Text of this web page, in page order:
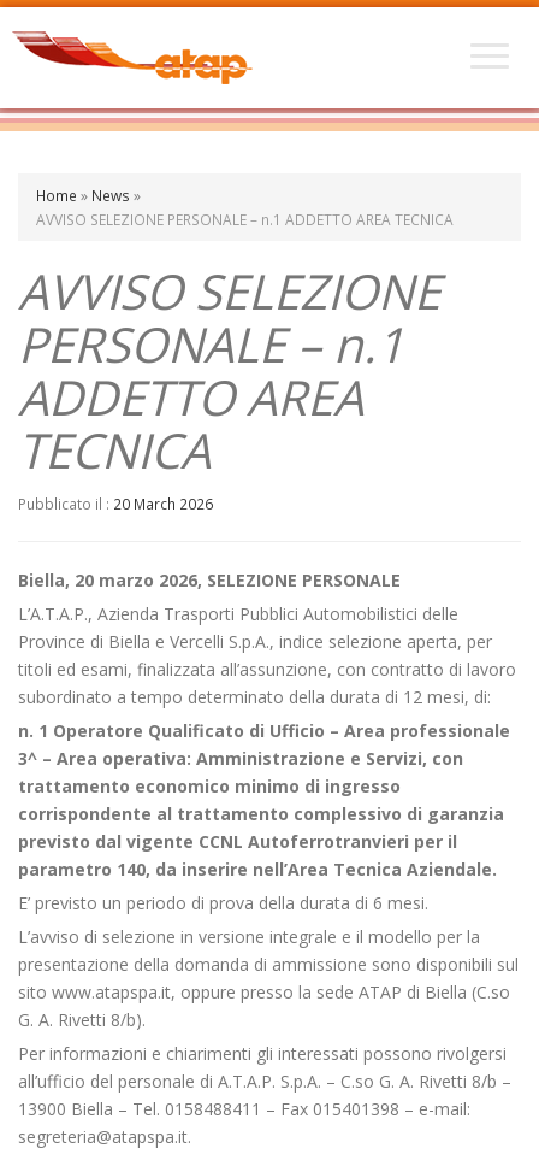
Home » News »
AVVISO SELEZIONE PERSONALE – n.1 ADDETTO AREA TECNICA
AVVISO SELEZIONE
PERSONALE – n.1
ADDETTO AREA
TECNICA
Pubblicato il : 20 March 2026
Biella, 20 marzo 2026, SELEZIONE PERSONALE
L’A.T.A.P., Azienda Trasporti Pubblici Automobilistici delle
Province di Biella e Vercelli S.p.A., indice selezione aperta, per
titoli ed esami, finalizzata all’assunzione, con contratto di lavoro
subordinato a tempo determinato della durata di 12 mesi, di:
n. 1 Operatore Qualificato di Ufficio – Area professionale
3^ – Area operativa: Amministrazione e Servizi, con
trattamento economico minimo di ingresso
corrispondente al trattamento complessivo di garanzia
previsto dal vigente CCNL Autoferrotranvieri per il
parametro 140, da inserire nell’Area Tecnica Aziendale.
E’ previsto un periodo di prova della durata di 6 mesi.
L’avviso di selezione in versione integrale e il modello per la
presentazione della domanda di ammissione sono disponibili sul
sito www.atapspa.it, oppure presso la sede ATAP di Biella (C.so
G. A. Rivetti 8/b).
Per informazioni e chiarimenti gli interessati possono rivolgersi
all’ufficio del personale di A.T.A.P. S.p.A. – C.so G. A. Rivetti 8/b –
13900 Biella – Tel. 0158488411 – Fax 015401398 – e-mail:
segreteria@atapspa.it.